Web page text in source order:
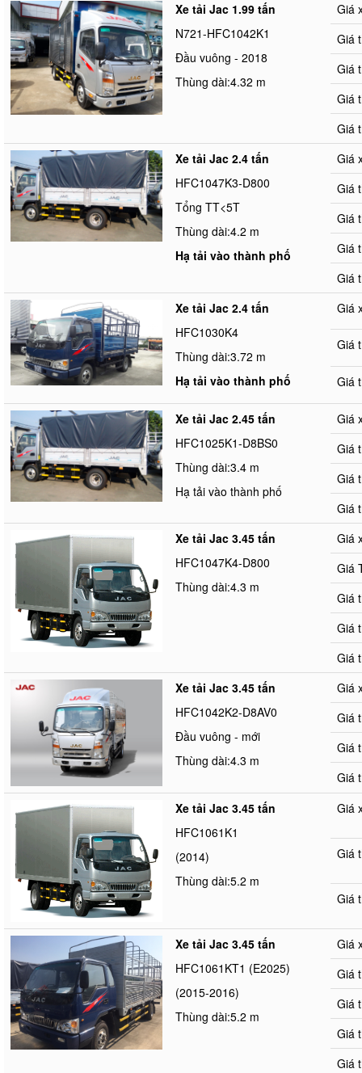
Xe tải Jac 1.99 tấn
N721-HFC1042K1
Đầu vuông - 2018
Thùng dài:4.32 m
Giá
Giá
Giá
Giá
Giá
Xe tải Jac 2.4 tấn
HFC1047K3-D800
Tổng TT<5T
Thùng dài:4.2 m
Hạ tải vào thành phố
Giá
Giá
Giá
Giá
Giá
Xe tải Jac 2.4 tấn
HFC1030K4
Thùng dài:3.72 m
Hạ tải vào thành phố
Giá
Giá
Giá
Xe tải Jac 2.45 tấn
HFC1025K1-D8BS0
Thùng dài:3.4 m
Hạ tải vào thành phố
Giá
Giá
Giá
Giá
Xe tải Jac 3.45 tấn
HFC1047K4-D800
Thùng dài:4.3 m
Giá
Giá
Giá
Giá
Giá
Xe tải Jac 3.45 tấn
HFC1042K2-D8AV0
Đầu vuông - mới
Thùng dài:4.3 m
Giá
Giá
Giá
Giá
Xe tải Jac 3.45 tấn
HFC1061K1
(2014)
Thùng dài:5.2 m
Giá
Giá
Giá
Xe tải Jac 3.45 tấn
HFC1061KT1 (E2025)
(2015-2016)
Thùng dài:5.2 m
Giá
Giá
Giá
Giá
Giá